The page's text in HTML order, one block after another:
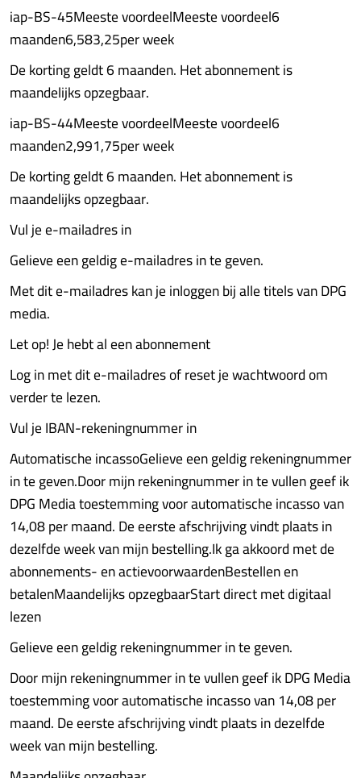
iap-BS-45Meeste voordeelMeeste voordeel6
maanden6,583,25per week
De korting geldt 6 maanden. Het abonnement is
maandelijks opzegbaar.
iap-BS-44Meeste voordeelMeeste voordeel6
maanden2,991,75per week
De korting geldt 6 maanden. Het abonnement is
maandelijks opzegbaar.
Vul je e-mailadres in
Gelieve een geldig e-mailadres in te geven.
Met dit e-mailadres kan je inloggen bij alle titels van DPG
media.
Let op! Je hebt al een abonnement
Log in met dit e-mailadres of reset je wachtwoord om
verder te lezen.
Vul je IBAN-rekeningnummer in
Automatische incassoGelieve een geldig rekeningnummer
in te geven.Door mijn rekeningnummer in te vullen geef ik
DPG Media toestemming voor automatische incasso van
14,08 per maand. De eerste afschrijving vindt plaats in
dezelfde week van mijn bestelling.Ik ga akkoord met de
abonnements- en actievoorwaardenBestellen en
betalenMaandelijks opzegbaarStart direct met digitaal
lezen
Gelieve een geldig rekeningnummer in te geven.
Door mijn rekeningnummer in te vullen geef ik DPG Media
toestemming voor automatische incasso van 14,08 per
maand. De eerste afschrijving vindt plaats in dezelfde
week van mijn bestelling.